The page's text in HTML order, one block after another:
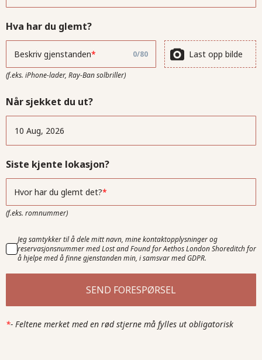
Hva har du glemt?
Beskriv gjenstanden 0/80 Last opp bilde
(f.eks. iPhone-lader, Ray-Ban solbriller)
Når sjekket du ut?
Siste kjente lokasjon?
Hvor har du glemt det?
(f.eks. romnummer)
Jeg samtykker til å dele mitt navn, mine kontaktopplysninger og
reservasjonsnummer med Lost and Found for Aethos London Shoreditch for
å hjelpe med å finne gjenstanden min, i samsvar med GDPR.
SEND FORESPØRSEL
*- Feltene merket med en rød stjerne må fylles ut obligatorisk